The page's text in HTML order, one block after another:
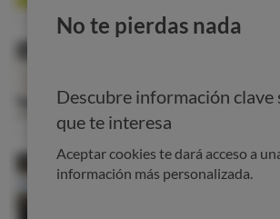
forma que lo más probable es que la
donante compatible... pero que no lleve
en sus genes.
En resumen: aunque se hayan guardado
propio cordón umbilical, es muy
No te pierdas nada
Descubre información clave
que te interesa
Aceptar cookies te dará acceso a
información más personalizada.